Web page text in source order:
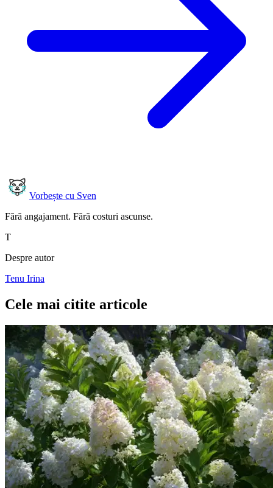
Vorbește cu Sven
Fără angajament. Fără costuri ascunse.
T
Despre autor
Tenu Irina
Cele mai citite articole